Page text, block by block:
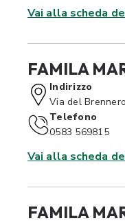
Vai alla scheda
FAMILA
Indirizzo
Via del
Telefono
0583 569815
Vai alla scheda
FAMILA